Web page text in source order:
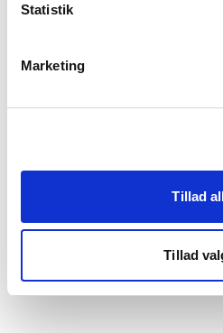
Statistik
Marketing
Tillad
Tillad